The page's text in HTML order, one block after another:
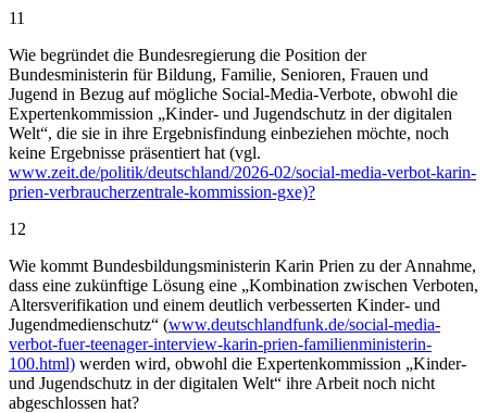
11
Wie begründet die Bundesregierung die Position der
Bundesministerin für Bildung, Familie, Senioren, Frauen und
Jugend in Bezug auf mögliche Social-Media-Verbote, obwohl die
Expertenkommission „Kinder- und Jugendschutz in der digitalen
Welt“, die sie in ihre Ergebnisfindung einbeziehen möchte, noch
keine Ergebnisse präsentiert hat (vgl.
www.zeit.de/politik/deutschland/2026-02/social-media-verbot-karin-
prien-verbraucherzentrale-kommission-gxe)?
12
Wie kommt Bundesbildungsministerin Karin Prien zu der Annahme,
dass eine zukünftige Lösung eine „Kombination zwischen Verboten,
Altersverifikation und einem deutlich verbesserten Kinder- und
Jugendmedienschutz“ (www.deutschlandfunk.de/social-media-
verbot-fuer-teenager-interview-karin-prien-familienministerin-
100.html) werden wird, obwohl die Expertenkommission „Kinder-
und Jugendschutz in der digitalen Welt“ ihre Arbeit noch nicht
abgeschlossen hat?